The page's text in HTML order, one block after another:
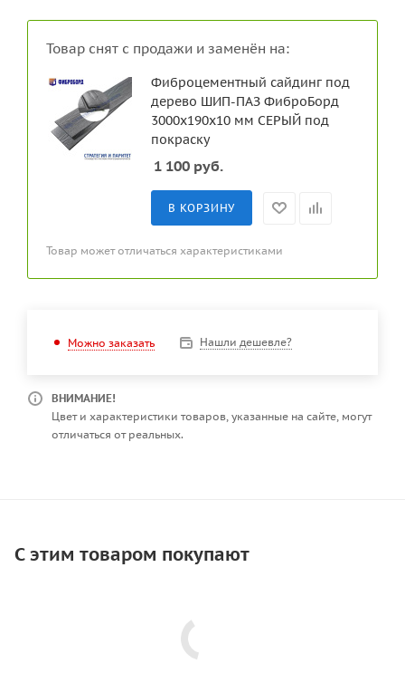
Товар снят с продажи и заменён на:
Фиброцементный сайдинг под
дерево ШИП-ПАЗ ФиброБорд
3000x190x10 мм СЕРЫЙ под
покраску
1 100 руб.
В КОРЗИНУ
Товар может отличаться характеристиками
Можно заказать Нашли дешевле?
ВНИМАНИЕ!
Цвет и характеристики товаров, указанные на сайте, могут
отличаться от реальных.
С этим товаром покупают